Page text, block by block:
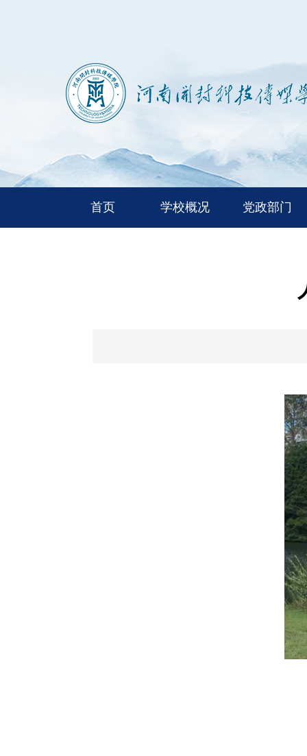
首页 学校概况 党政部门